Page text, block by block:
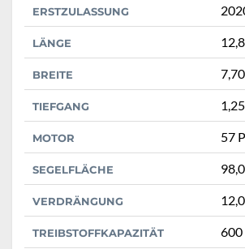
ERSTZULASSUNG
LÄNGE
BREITE
TIEFGANG
MOTOR 57
SEGELFLÄCHE
VERDRÄNGUNG
TREIBSTOFFKAPAZITÄT 600